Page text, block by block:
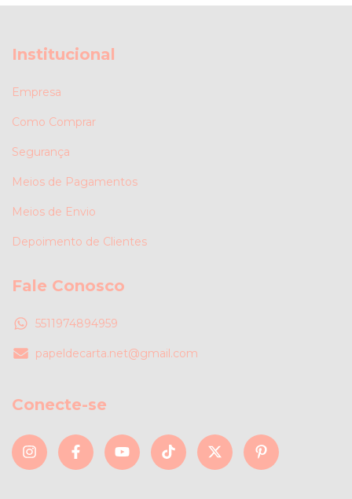
Institucional
Empresa
Como Comprar
Segurança
Meios de Pagamentos
Meios de Envio
Depoimento de Clientes
Fale Conosco
5511974894959
papeldecarta.net@gmail.com
Conecte-se